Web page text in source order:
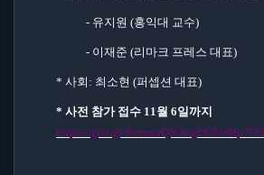
- 유지원 (홍익대 교수)
- 이재준 (리마크 프레스 대표)
* 사회 : 최소현 (퍼셉션 대표)
* 사전 참가 접수 11 월 6일까지
https://goo.gl/forms/rQeOosjDGUa0lp7D3